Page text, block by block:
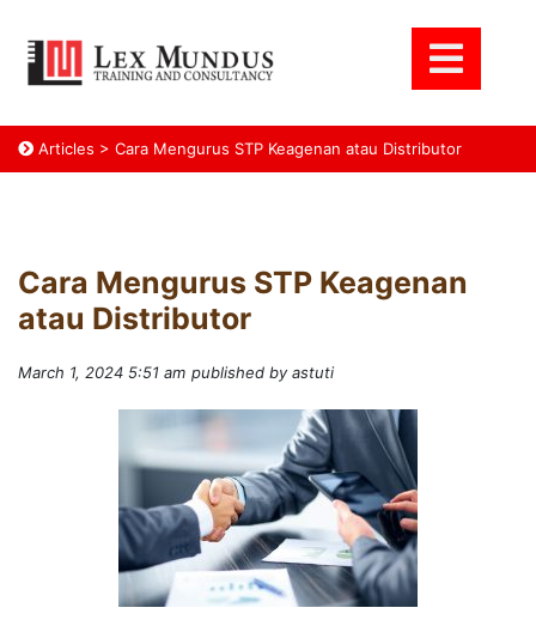
Articles > Cara Mengurus STP Keagenan atau Distributor
Cara Mengurus STP Keagenan
atau Distributor
March 1, 2024 5:51 am published by astuti